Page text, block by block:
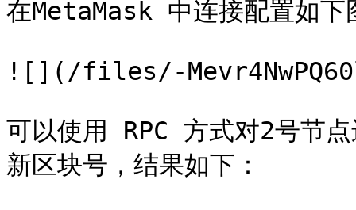
在MetaMask 中连接配置如下
![](/files/-
可以使用 RPC 方式对2号节
新区块号，结果如下：